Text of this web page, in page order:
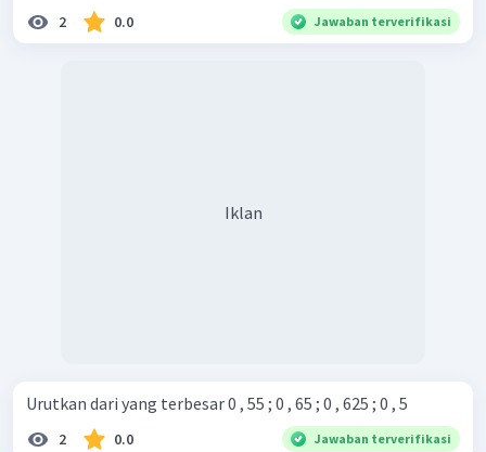
2 0.0 Jawaban terverifikasi
Iklan
Urutkan dari yang terbesar 0 , 55 ; 0 , 65 ; 0 , 625 ; 0 , 5
2 0.0 Jawaban terverifikasi